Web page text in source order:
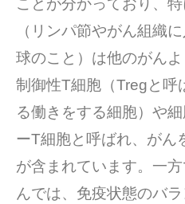
ことが分かっており、
（リンパ節やがん組織
球のこと）は他のがん
制御性T細胞（Tregと呼
る働きをする細胞）や
ーT細胞と呼ばれ、がん
が含まれています。一
んでは、免疫状態のバ